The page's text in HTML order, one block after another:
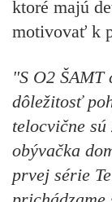
ktoré majú
motivovať k
"S O2
dôležitosť
telocvične
obývačka
prvej série